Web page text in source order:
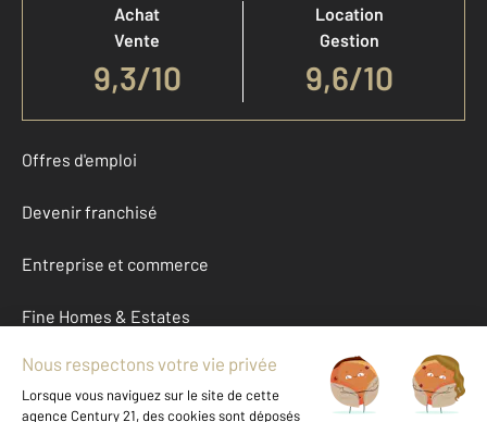
Achat
Vente
9,3/10
Location
Gestion
9,6/10
Offres d'emploi
Devenir franchisé
Entreprise et commerce
Fine Homes & Estates
À propos